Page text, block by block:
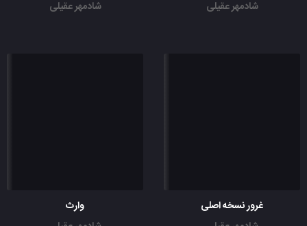
شادمهر عقیلی
شادمهر عقیلی
غرور نسخه اصلی
وارث